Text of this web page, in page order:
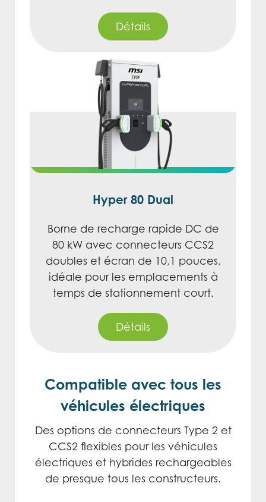
Détails
Hyper 80 Dual
Borne de recharge rapide DC de
80 kW avec connecteurs CCS2
doubles et écran de 10,1 pouces,
idéale pour les emplacements à
temps de stationnement court.
Détails
Compatible avec tous les
véhicules électriques
Des options de connecteurs Type 2 et
CCS2 flexibles pour les véhicules
électriques et hybrides rechargeables
de presque tous les constructeurs.